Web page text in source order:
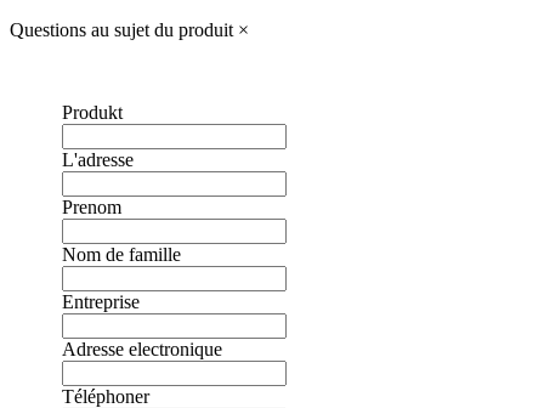
Questions au sujet du produit ×
Produkt
L'adresse
Prenom
Nom de famille
Entreprise
Adresse electronique
Téléphoner